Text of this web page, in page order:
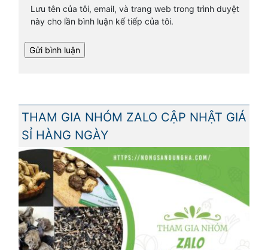
Lưu tên của tôi, email, và trang web trong trình duyệt
này cho lần bình luận kế tiếp của tôi.
THAM GIA NHÓM ZALO CẬP NHẬT GIÁ
SỈ HÀNG NGÀY